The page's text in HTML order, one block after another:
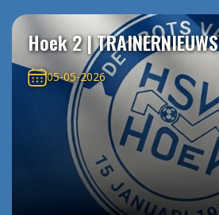
Hoek 2 | TRAINERNIEUWS
05-05-2026